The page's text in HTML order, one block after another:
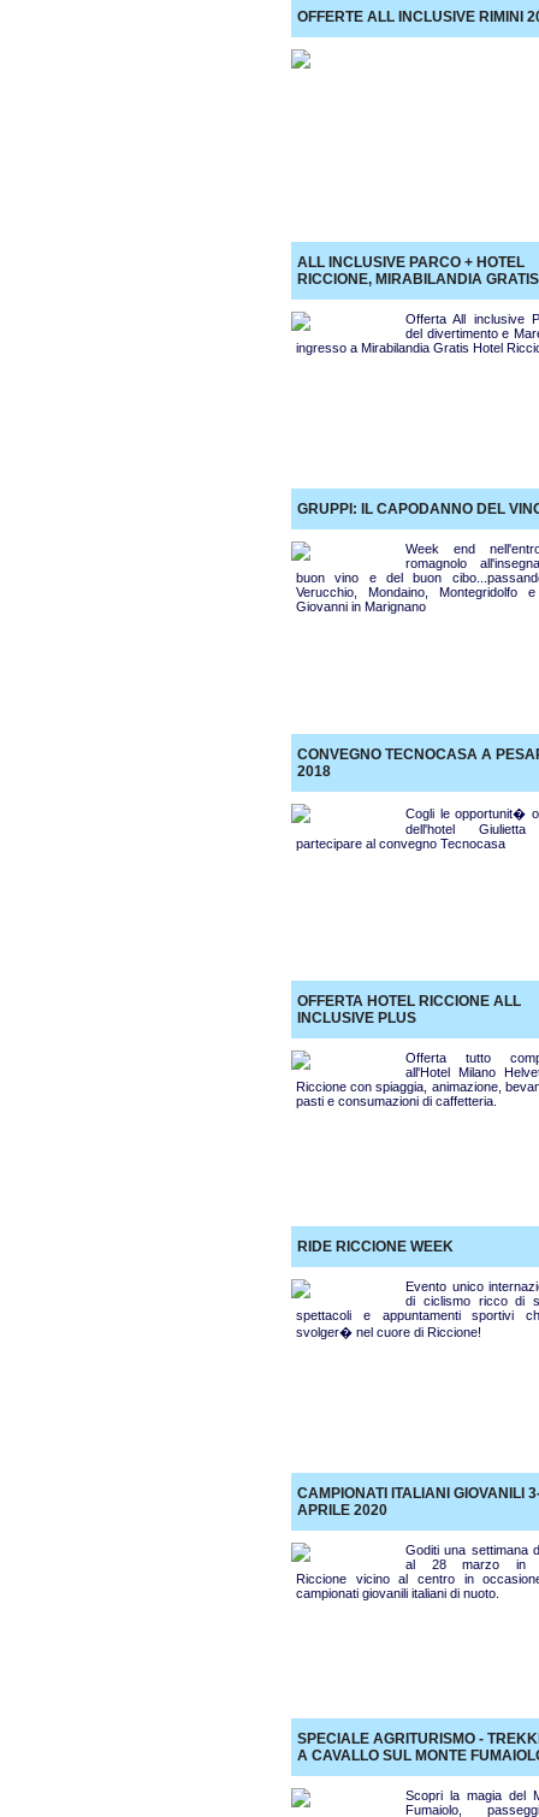
OFFERTE ALL INCLUSIVE RIMINI
ALL INCLUSIVE PARCO + HOTEL
RICCIONE, MIRABILANDIA GRATIS
Offerta All inclusive
del divertimento e
ingresso a Mirabilandia Gratis Hotel
GRUPPI: IL CAPODANNO DEL
Week end
romagnolo
buon vino e del buon
Verucchio, Mondaino, Montegridolfo
Giovanni in Marignano
CONVEGNO TECNOCASA A
2018
Cogli le opportunit�
dell'hotel
partecipare al convegno Tecnocasa
OFFERTA HOTEL RICCIONE ALL
INCLUSIVE PLUS
Offerta tutto
all'Hotel Milano
Riccione con spiaggia, animazione,
pasti e consumazioni di caffetteria.
RIDE RICCIONE WEEK
Evento unico
di ciclismo ricco di
spettacoli e appuntamenti sportivi
svolger� nel cuore di Riccione!
CAMPIONATI ITALIANI GIOVANILI
APRILE 2020
Goditi una settimana
al 28 marzo in
Riccione vicino al centro in
campionati giovanili italiani di nuoto.
SPECIALE AGRITURISMO -
A CAVALLO SUL MONTE
Scopri la magia del
Fumaiolo,